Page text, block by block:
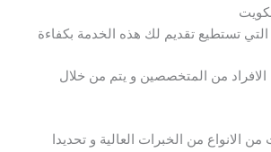
التي تستطيع تقديم لك هذه الخدمة بكفاءة
من المتخصصين و يتم من خلال
الانواع من الخبرات العالية و تحديدا